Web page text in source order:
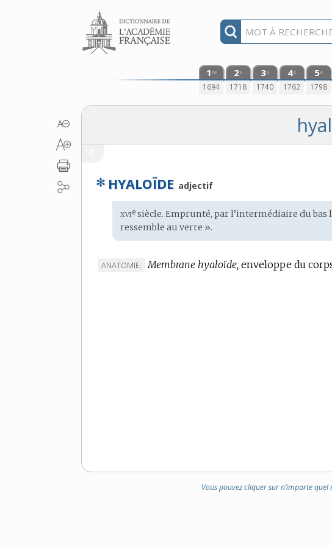
Aller au contenu
1 re
1694
2e
1718
3e
1740
4e
1762
5e
1798
✻ HYALOÏDE adjectif
Étymologie
:
xvie siècle. Emprunté, par l’intermédiaire dubas
ressemble au verre ».
MARQUE
ANATOMIE. Membrane hyaloïde, enveloppe du
Vous pouvez cliquer sur n’importe